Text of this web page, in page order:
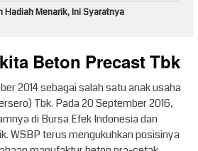
Hadiah Menarik, Ini Syaratnya
Beton Precast Tbk
2014 sebagai salah satu anak usaha
Tbk. Pada 20 September 2016,
di Bursa Efek Indonesia dan
WSBP terus mengukuhkan posisinya